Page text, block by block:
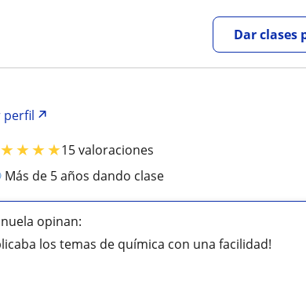
Dar clases
perfil
★★★★15 valoraciones
más de 5 años dando clase
opinan:
los temas de química con una facilidad!